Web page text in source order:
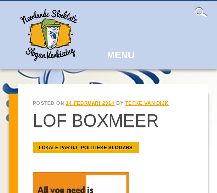
MENU
POSTED ON 14 FEBRUARI 2014 BY TEFKE VAN DIJK
LOF BOXMEER
LOKALE PARTIJ, POLITIEKE SLOGANS